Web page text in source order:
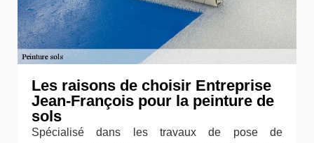
Les raisons de choisir Entreprise
Jean-François pour la peinture de
sols
Spécialisé dans les travaux de pose de